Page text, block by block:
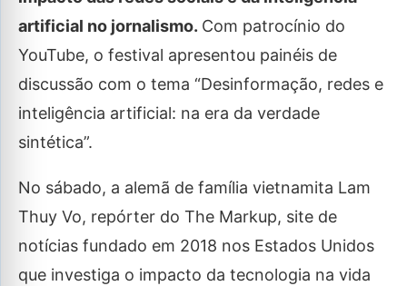
artificial no jornalismo. Com patrocínio do
YouTube, o festival apresentou painéis de
discussão com o tema “Desinformação, redes e
inteligência artificial: na era da verdade
sintética”.
No sábado, a alemã de família vietnamita Lam
Thuy Vo, repórter do The Markup, site de
notícias fundado em 2018 nos Estados Unidos
que investiga o impacto da tecnologia na vida